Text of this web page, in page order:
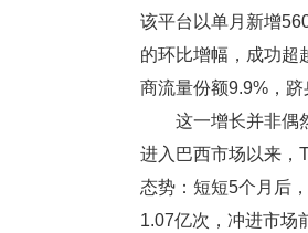
该平台以单月新增
的环比增幅，成功超
商流量份额9.9%，跻
这一增长并非偶
进入巴西市场以来，
态势：短短5个月后
1.07亿次，冲进市场